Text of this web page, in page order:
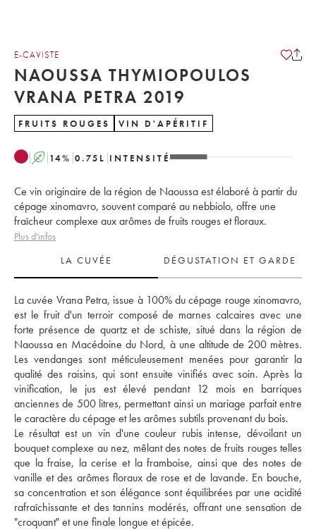
E-CAVISTE
NAOUSSA THYMIOPOULOS
VRANA PETRA 2019
FRUITS ROUGES VIN D'APÉRITIF
A 14% 0.75 L INTENSITÉ
Ce vin originaire de la région de Naoussa est élaboré à partir du
cépage xinomavro, souvent comparé au nebbiolo, offre une
fraîcheur complexe aux arômes de fruits rouges et floraux.
Plus d'infos
LA CUVÉE
DÉGUSTATION ET GARDE
La cuvée Vrana Petra, issue à 100% du cépage rouge xinomavro,
est le fruit d'un terroir composé de marnes calcaires avec une
forte présence de quartz et de schiste, situé dans la région de
Naoussa en Macédoine du Nord, à une altitude de 200 mètres.
Les vendanges sont méticuleusement menées pour garantir la
qualité des raisins, qui sont ensuite vinifiés avec soin. Après la
vinification, le jus est élevé pendant 12 mois en barriques
anciennes de 500 litres, permettant ainsi un mariage parfait entre
le caractère du cépage et les arômes subtils provenant du bois.
Le résultat est un vin d'une couleur rubis intense, dévoilant un
bouquet complexe au nez, mêlant des notes de fruits rouges telles
que la fraise, la cerise et la framboise, ainsi que des notes de
vanille et des arômes floraux de rose et de lavande. En bouche,
sa concentration et son élégance sont équilibrées par une acidité
rafraîchissante et des tannins modérés, offrant une sensation de
"croquant" et une finale longue et épicée.